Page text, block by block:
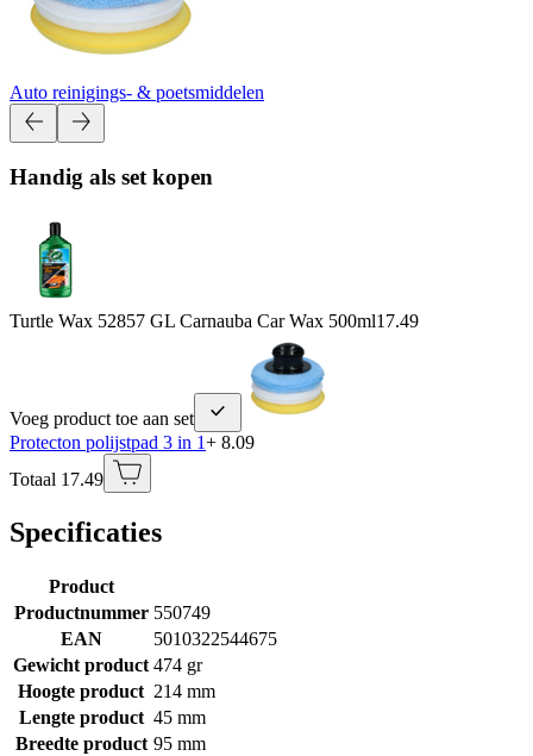
Auto reinigings- & poetsmiddelen
Handig als set kopen
Turtle Wax 52857 GL Carnauba Car Wax 500ml17.49
Voeg product toe aan set
Protecton polijstpad 3 in 1+ 8.09
Totaal 17.49
Specificaties
Product
Productnummer 550749
EAN
5010322544675
Gewicht product 474 gr
Hoogte product 214 mm
Lengte product 45 mm
Breedte product 95 mm